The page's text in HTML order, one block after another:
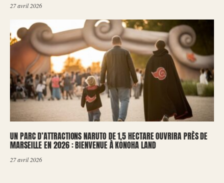
27 avril 2026
UN PARC D’ATTRACTIONS NARUTO DE 1,5 HECTARE OUVRIRA PRÈS DE
MARSEILLE EN 2026 : BIENVENUE À KONOHA LAND
27 avril 2026